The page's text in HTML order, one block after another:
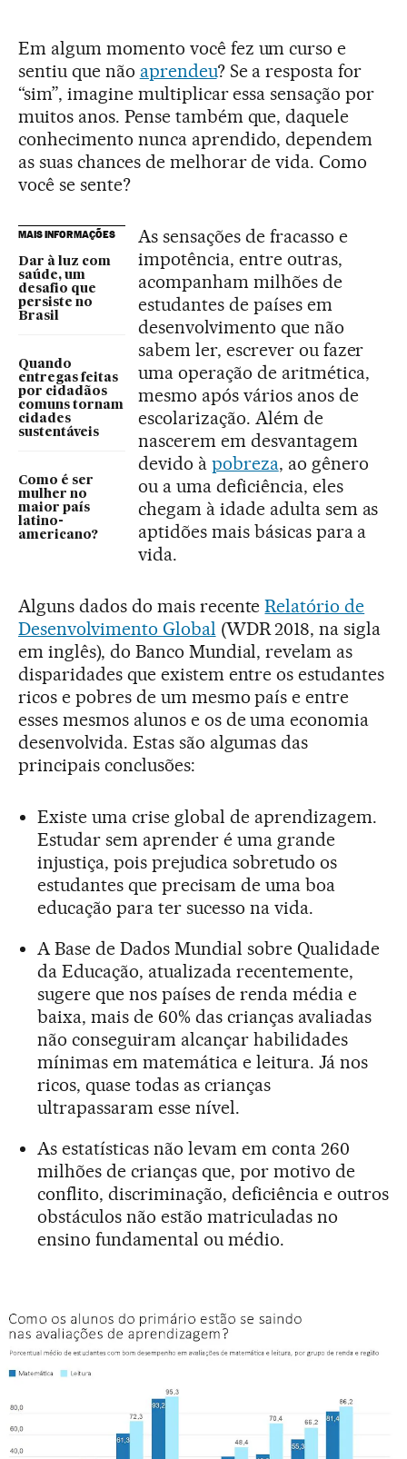
Em algum momento você fez um curso e
sentiu que não aprendeu? Se a resposta for
“sim”, imagine multiplicar essa sensação por
muitos anos. Pense também que, daquele
conhecimento nunca aprendido, dependem
as suas chances de melhorar de vida. Como
você se sente?
MAIS INFORMAÇÕES
Dar à luz com
saúde, um
desafio que
persiste no
Brasil
Quando
entregas feitas
por cidadãos
comuns tornam
cidades
sustentáveis
Como é ser
mulher no
maior país
latino-
americano?
As sensações de fracasso e
impotência, entre outras,
acompanham milhões de
estudantes de países em
desenvolvimento que não
sabem ler, escrever ou fazer
uma operação de aritmética,
mesmo após vários anos de
escolarização. Além de
nascerem em desvantagem
devido à pobreza, ao gênero
ou a uma deficiência, eles
chegam à idade adulta sem as
aptidões mais básicas para a
vida.
Alguns dados do mais recenteRelatório de
Desenvolvimento Global (WDR 2018, na sigla
em inglês), do Banco Mundial, revelam as
disparidades que existem entre os estudantes
ricos e pobres de um mesmo país e entre
esses mesmos alunos e os de uma economia
desenvolvida. Estas são algumas das
principais conclusões:
Existe uma crise global de aprendizagem.
Estudar sem aprender é uma grande
injustiça, pois prejudica sobretudo os
estudantes que precisam de uma boa
educação para ter sucesso na vida.
A Base de Dados Mundial sobre Qualidade
da Educação, atualizada recentemente,
sugere que nos países de renda média e
baixa, mais de 60% das crianças avaliadas
não conseguiram alcançar habilidades
mínimas em matemática e leitura. Já nos
ricos, quase todas as crianças
ultrapassaram esse nível.
As estatísticas não levam em conta 260
milhões de crianças que, por motivo de
conflito, discriminação, deficiência e outros
obstáculos não estão matriculadas no
ensino fundamental ou médio.